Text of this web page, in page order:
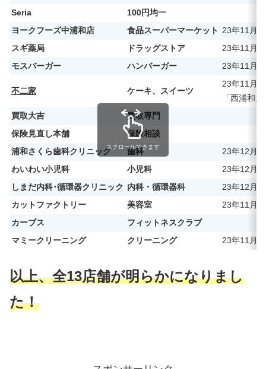
Seria
100円均一
ヨークフーズ中浦和店
食品スーパーマーケット 23年11月
スギ薬局
ドラッグストア
23年11月
モスバーガー
ハンバーガー 23年11月
不二家 ケーキ、スイーツ
23年11月
「西浦和
買取大吉
買取専門
保険見直し本舗
保険相談
浦和さくら歯科クリニック
歯科
23年12月1
わいわい小児科
小児科
23年12月1
しまだ内科･循環器クリニック 内科・循環器科
23年12月1
カットファクトリー
美容室
23年11月
カーブス
フィットネスクラブ
マミークリーニング
クリーニング 23年11月
スクロールできます
以上、全13店舗が明らかになりまし
た！